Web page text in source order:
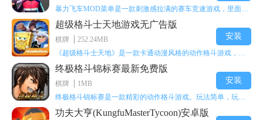
超级格斗士天地游戏无广告版
棋牌
252.24MB
安装
终极格斗锦标赛最新免费版
棋牌
1MB
安装
功夫大亨(KungfuMasterTycoon)安卓版